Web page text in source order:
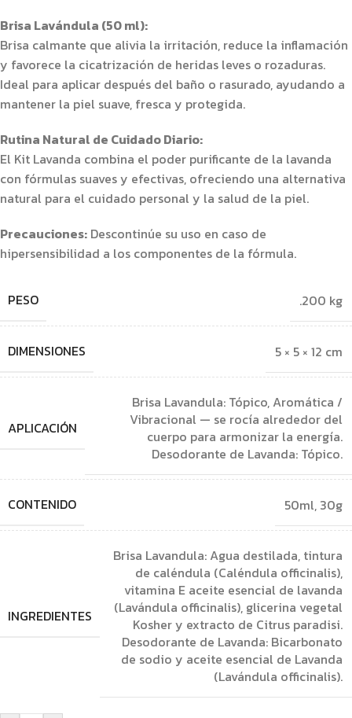
Brisa Lavándula (50 ml):
Brisa calmante que alivia la irritación, reduce la inflamación
y favorece la cicatrización de heridas leves o rozaduras.
Ideal para aplicar después del baño o rasurado, ayudando a
mantener la piel suave, fresca y protegida.
Rutina Natural de Cuidado Diario:
El Kit Lavanda combina el poder purificante de la lavanda
con fórmulas suaves y efectivas, ofreciendo una alternativa
natural para el cuidado personal y la salud de la piel.
Precauciones: Descontinúe su uso en caso de
hipersensibilidad a los componentes de la fórmula.
PESO .200 kg
DIMENSIONES 5 × 5 × 12 cm
APLICACIÓN
Brisa Lavandula: Tópico, Aromática /
Vibracional — se rocía alrededor del
cuerpo para armonizar la energía.
Desodorante de Lavanda: Tópico.
CONTENIDO 50ml, 30g
INGREDIENTES
Brisa Lavandula: Agua destilada, tintura
de caléndula (Caléndula officinalis),
vitamina E aceite esencial de lavanda
(Lavándula officinalis), glicerina vegetal
Kosher y extracto de Citrus paradisi.
Desodorante de Lavanda: Bicarbonato
de sodio y aceite esencial de Lavanda
(Lavándula officinalis).